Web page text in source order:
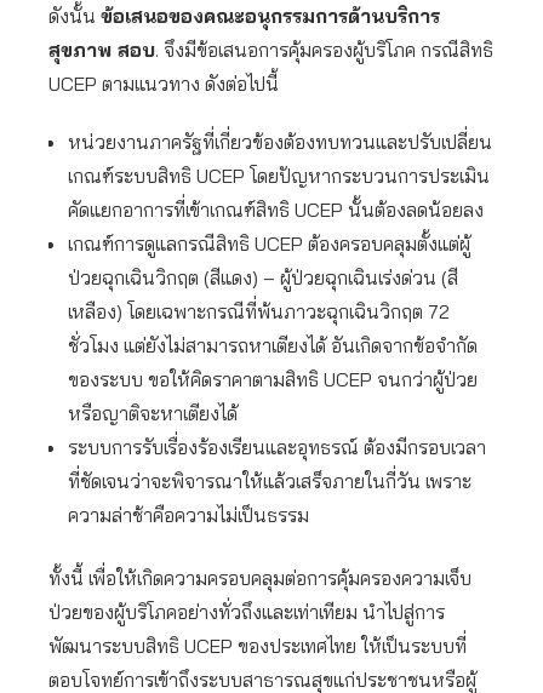
ดังนั้น ข้อเสนอของคณะอนุกรรมการด้านบริการ
สุขภาพ สอบ. จึงมีข้อเสนอการคุ้มครองผู้บริโภค กรณีสิทธิ
UCEP ตามแนวทาง ดังต่อไปนี้
หน่วยงานภาครัฐที่เกี่ยวข้องต้องทบทวนและปรับเปลี่ยน
เกณฑ์ระบบสิทธิ UCEP โดยปัญหากระบวนการประเมิน
คัดแยกอาการที่เข้าเกณฑ์สิทธิ UCEP นั้นต้องลดน้อยลง
เกณฑ์การดูแลกรณีสิทธิ UCEP ต้องครอบคลุมตั้งแต่ผู้
ป่วยฉุกเฉินวิกฤต (สีแดง) – ผู้ป่วยฉุกเฉินเร่งด่วน (สี
เหลือง) โดยเฉพาะกรณีที่พ้นภาวะฉุกเฉินวิกฤต 72
ชั่วโมง แต่ยังไม่สามารถหาเตียงได้ อันเกิดจากข้อจำกัด
ของระบบ ขอให้คิดราคาตามสิทธิ UCEP จนกว่าผู้ป่วย
หรือญาติจะหาเตียงได้
ระบบการรับเรื่องร้องเรียนและอุทธรณ์ ต้องมีกรอบเวลา
ที่ชัดเจนว่าจะพิจารณาให้แล้วเสร็จภายในกี่วัน เพราะ
ความล่าช้าคือความไม่เป็นธรรม
ทั้งนี้ เพื่อให้เกิดความครอบคลุมต่อการคุ้มครองความเจ็บ
ป่วยของผู้บริโภคอย่างทั่วถึงและเท่าเทียม นำไปสู่การ
พัฒนาระบบสิทธิ UCEP ของประเทศไทย ให้เป็นระบบที่
ตอบโจทย์การเข้าถึงระบบสาธารณสุขแก่ประชาชนหรือผู้